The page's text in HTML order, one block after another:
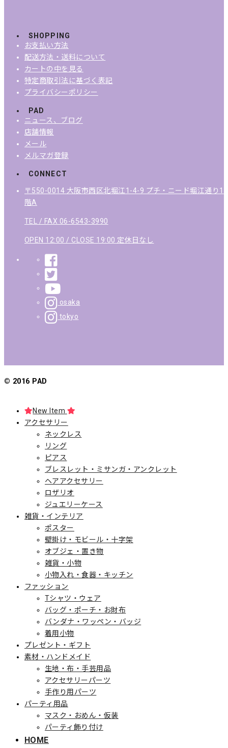
SHOPPING
お支払い方法
配送方法・送料について
カートの中を見る
特定商取引法に基づく表記
プライバシーポリシー
PAD
ニュース、ブログ
店舗情報
メール
メルマガ登録
CONNECT
〒550-0014 大阪市西区北堀江1-4-9 プチ・ニード堀江通り1
階A
TEL / FAX 06-6543-3990
OPEN 12:00 / CLOSE 19:00 定休日なし
osaka
tokyo
© 2016 PAD
New Item
アクセサリー
ネックレス
リング
ピアス
ブレスレット・ミサンガ・アンクレット
ヘアアクセサリー
ロザリオ
ジュエリーケース
雑貨・インテリア
ポスター
壁掛け・モビール・十字架
オブジェ・置き物
雑貨・小物
小物入れ・食器・キッチン
ファッション
Tシャツ・ウェア
バッグ・ポーチ・お財布
バンダナ・ワッペン・バッジ
着用小物
プレゼント・ギフト
素材・ハンドメイド
生地・布・手芸用品
アクセサリーパーツ
手作り用パーツ
パーティ用品
マスク・おめん・仮装
パーティ飾り付け
HOME